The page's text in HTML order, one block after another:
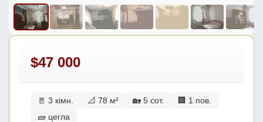
$47 000
🚪 3 кімн. 📐 78 м² 🏡 5 сот.
🏢 1 пов.
🧱 цегла